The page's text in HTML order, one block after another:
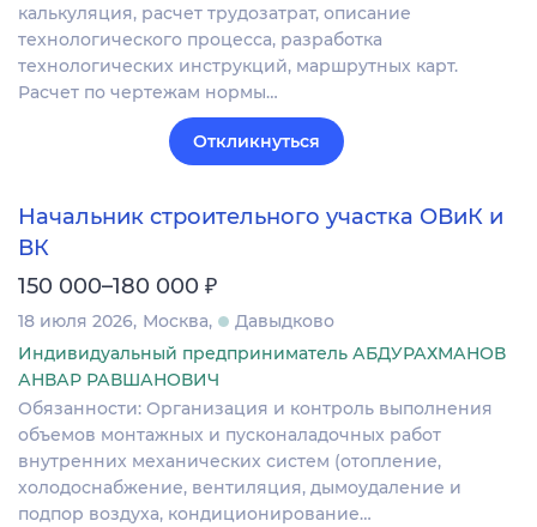
калькуляция, расчет трудозатрат, описание
технологического процесса, разработка
технологических инструкций, маршрутных карт.
Расчет по чертежам нормы…
Откликнуться
Начальник строительного участка ОВиК и
ВК
150 000–180 000 ₽
18 июля 2026 Москва
Давыдково
Индивидуальный предприниматель АБДУРАХМАНОВ
АНВАР РАВШАНОВИЧ
Обязанности: Организация и контроль выполнения
объемов монтажных и пусконаладочных работ
внутренних механических систем (отопление,
холодоснабжение, вентиляция, дымоудаление и
подпор воздуха, кондиционирование…